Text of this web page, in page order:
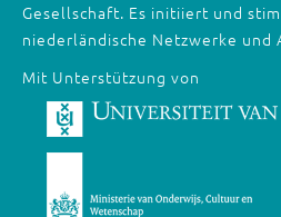
Gesellschaft. Es initiiert und
niederländische Netzwerke und
Mit Unterstützung von